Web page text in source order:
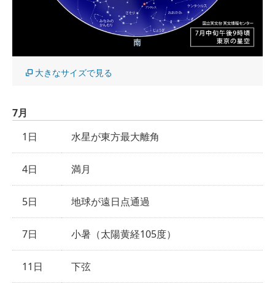
大きなサイズで見る
7月
1日
水星が東方最大離角
4日 満月
5日 地球が遠日点通過
7日 小暑（太陽黄経105度）
11日 下弦